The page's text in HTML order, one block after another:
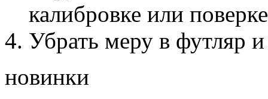
калибровке или
Убрать меру в футляр и
новинки